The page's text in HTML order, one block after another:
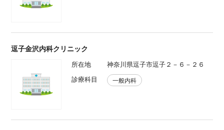
逗子金沢内科クリニック
所在地
神奈川県逗子市逗子２－６－２６
診療科目
一般内科